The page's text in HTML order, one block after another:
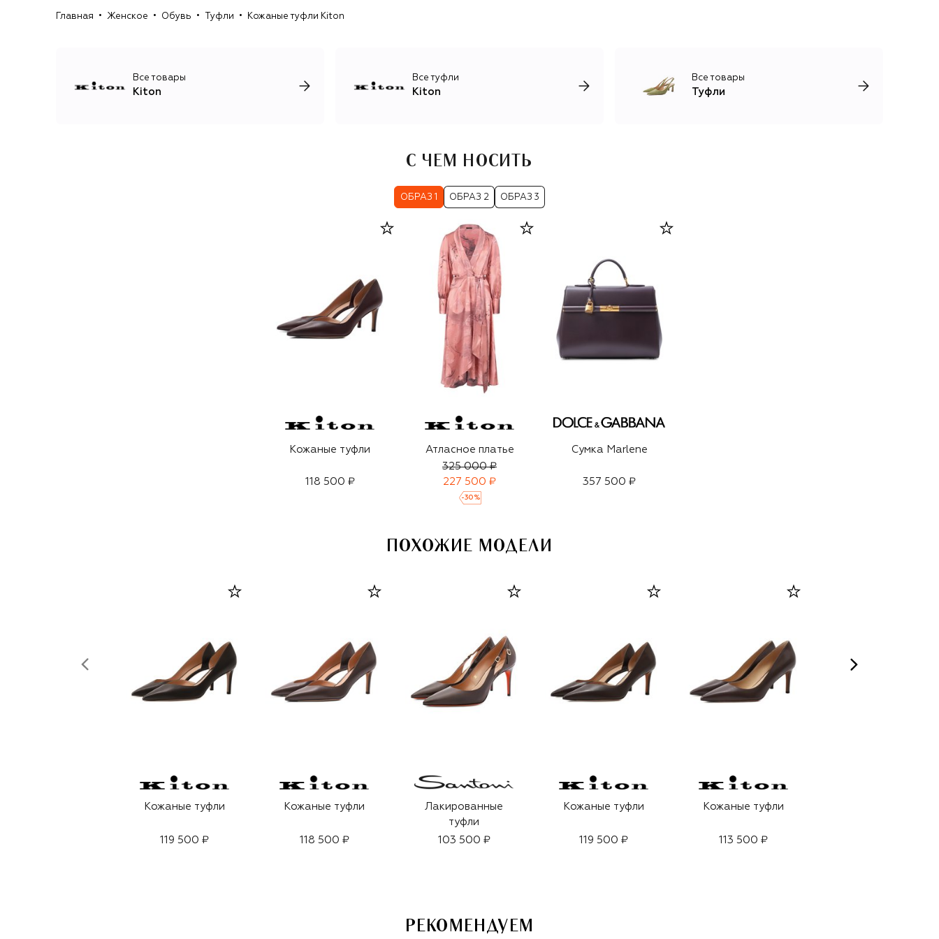
Главная Женское Обувь Туфли Кожаные туфли Kiton
Все товары
Kiton
Все туфли
Kiton
Все товары
Туфли
С ЧЕМ НОСИТЬ
ОБРАЗ 1 ОБРАЗ 2 ОБРАЗ 3
Кожаные туфли
118 500 ₽
Атласное платье
325 000 ₽
227 500 ₽
-30 %
Сумка Marlene
357 500 ₽
ПОХОЖИЕ МОДЕЛИ
Кожаные туфли
119 500 ₽
Кожаные туфли
118 500 ₽
Лакированные
туфли
103 500 ₽
Кожаные туфли
119 500 ₽
Кожаные туфли
113 500 ₽
РЕКОМЕНДУЕМ